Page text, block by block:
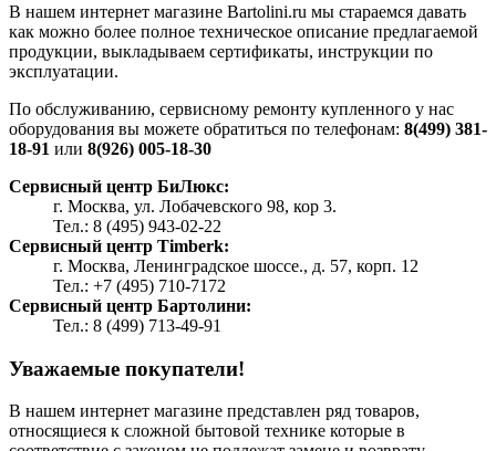
В нашем интернет магазине Bartolini.ru мы стараемся давать
как можно более полное техническое описание предлагаемой
продукции, выкладываем сертификаты, инструкции по
эксплуатации.
По обслуживанию, сервисному ремонту купленного у нас
оборудования вы можете обратиться по телефонам: 8(499) 381-
18-91 или 8(926) 005-18-30
Сервисный центр БиЛюкс:
г. Москва, ул. Лобачевского 98, кор 3.
Тел.: 8 (495) 943-02-22
Сервисный центр Timberk:
г. Москва, Ленинградское шоссе., д. 57, корп. 12
Тел.: +7 (495) 710-7172
Сервисный центр Бартолини:
Тел.: 8 (499) 713-49-91
Уважаемые покупатели!
В нашем интернет магазине представлен ряд товаров,
относящиеся к сложной бытовой технике которые в